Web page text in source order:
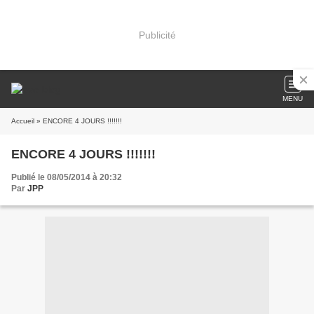
Publicité
MENU
Accueil » ENCORE 4 JOURS !!!!!!!
ENCORE 4 JOURS !!!!!!!
Publié le 08/05/2014 à 20:32
Par JPP